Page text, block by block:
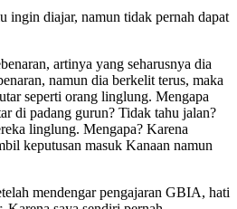
ingin diajar, namun tidak pernah dapat
artinya yang seharusnya dia
namun dia berkelit terus, maka
seperti orang linglung. Mengapa
di padang gurun? Tidak tahu jalan?
linglung. Mengapa? Karena
keputusan masuk Kanaan namun
mendengar pengajaran GBIA, hati